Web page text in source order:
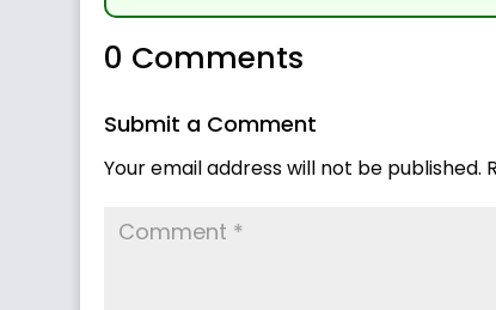
0 Comments
Submit a Comment
Your email address will not be published.